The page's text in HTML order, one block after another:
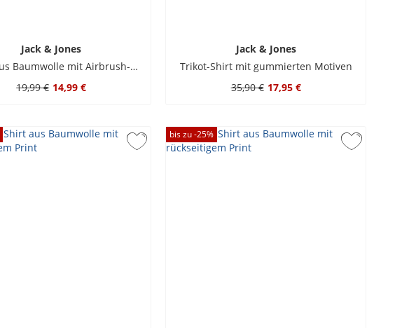
Jack & Jones
T-Shirt aus Baumwolle mit Airbrush-Motiv auf Rückenseite
19,99 € 14,99 €
Jack & Jones
Trikot-Shirt mit gummierten Motiven
35,90 € 17,95 €
bis zu -25%